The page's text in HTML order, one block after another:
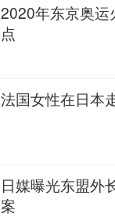
2020年东京奥
点
法国女性在日本
日媒曝光东盟外
案